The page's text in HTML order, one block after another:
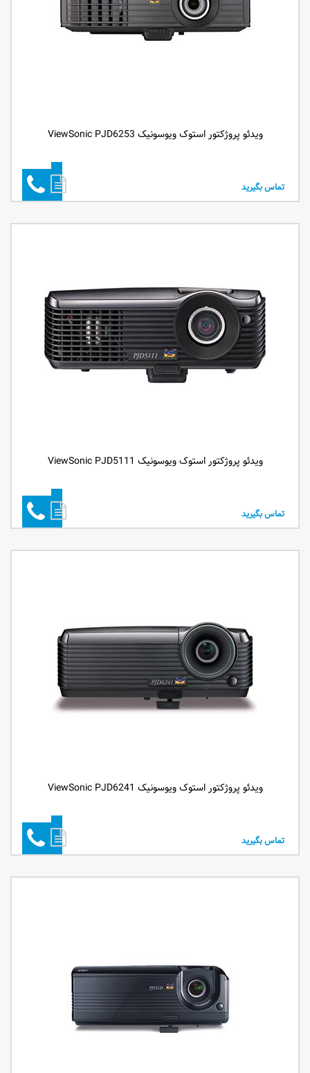
ویدئو پروژکتور استوک ویوسونیک ViewSonic PJD6253
تماس بگیرید
ویدئو پروژکتور استوک ویوسونیک ViewSonic PJD5111
تماس بگیرید
ویدئو پروژکتور استوک ویوسونیک ViewSonic PJD6241
تماس بگیرید